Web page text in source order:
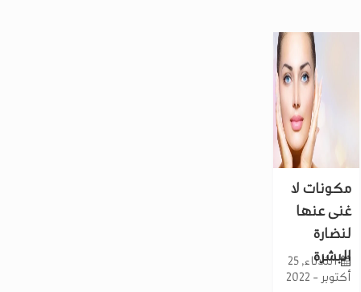
مكونات لا
غنى عنها
لنضارة
البشرة
الثلاثاء, 25
أكتوبر - 2022